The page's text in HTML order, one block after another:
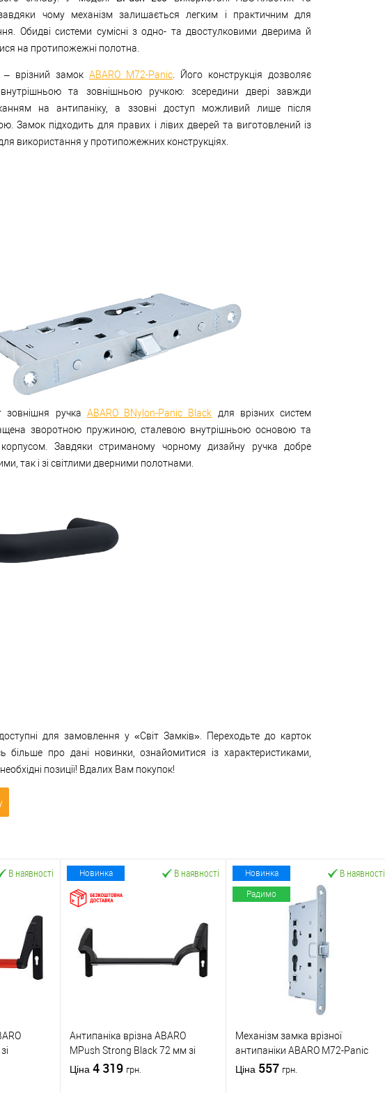
чому механізм залишається легким і практичним для
Обидві системи сумісні з одно- та двостулковими дверима й
на протипожежні полотна.
врізний замок ABARO M72-Panic. Його конструкція дозволяє
та зовнішньою ручкою: зсередини двері завжди
на антипаніку, а ззовні доступ можливий лише після
Замок підходить для правих і лівих дверей та виготовлений із
використання у протипожежних конструкціях.
зовнішня ручка ABARO BNylon-Panic Black для врізних систем
зворотною пружиною, сталевою внутрішньою основою та
Завдяки стриманому чорному дизайну ручка добре
так і зі світлими дверними полотнами.
для замовлення у «Світ Замків». Переходьте до карток
більше про дані новинки, ознайомитися із характеристиками,
позиції! Вдалих Вам покупок!
В наявності Новинка В наявності
Антипаніка врізна ABARO
МPush Strong Black 72 мм зі
штангою 1000 мм чорна
Ціна 4 319 грн.
Новинка
Радимо
В наявності
Механізм замка врізної
антипаніки ABARO M72-Panic
(BS65*72мм)
Ціна 557 грн.